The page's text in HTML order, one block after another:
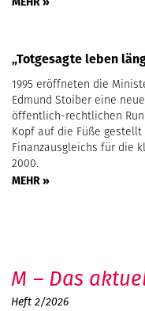
„Totgesagte leben
1995 eröffneten die
Edmund Stoiber eine
öffentlich-rechtlichen
Kopf auf die Füße gestellt
Finanzausgleichs für die
2000.
MEHR »
M – Das
Heft 2/2026